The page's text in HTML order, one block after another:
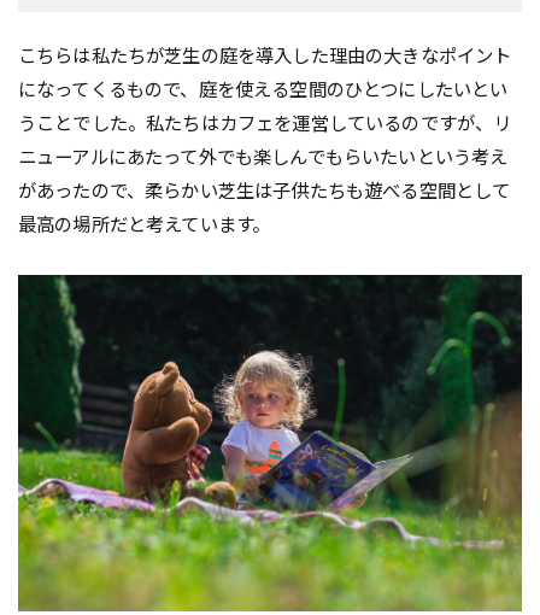
こちらは私たちが芝生の庭を導入した理由の大きなポイント
になってくるもので、庭を使える空間のひとつにしたいとい
うことでした。私たちはカフェを運営しているのですが、リ
ニューアルにあたって外でも楽しんでもらいたいという考え
があったので、柔らかい芝生は子供たちも遊べる空間として
最高の場所だと考えています。